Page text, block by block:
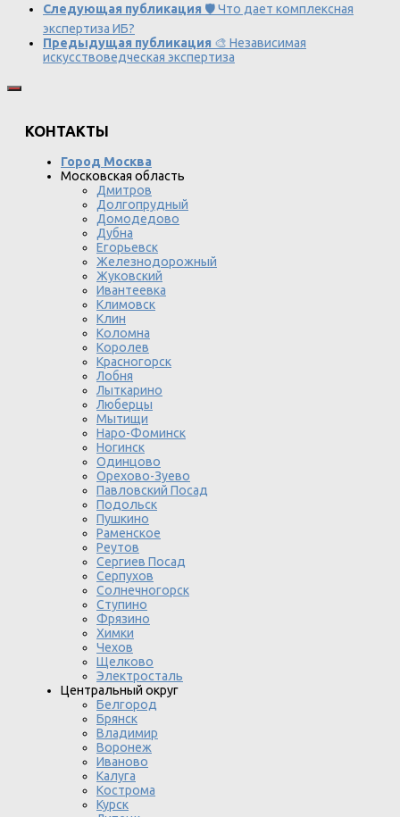
Следующая публикация 🛡️ Что дает комплексная
экспертиза ИБ?
Предыдущая публикация 🎨 Независимая
искусствоведческая экспертиза
КОНТАКТЫ
Город Москва
Московская область
Дмитров
Долгопрудный
Домодедово
Дубна
Егорьевск
Железнодорожный
Жуковский
Ивантеевка
Климовск
Клин
Коломна
Королев
Красногорск
Лобня
Лыткарино
Люберцы
Мытищи
Наро-Фоминск
Ногинск
Одинцово
Орехово-Зуево
Павловский Посад
Подольск
Пушкино
Раменское
Реутов
Сергиев Посад
Серпухов
Солнечногорск
Ступино
Фрязино
Химки
Чехов
Щелково
Электросталь
Центральный округ
Белгород
Брянск
Владимир
Воронеж
Иваново
Калуга
Кострома
Курск